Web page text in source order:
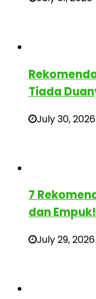
Tiada
July 30, 2026
7
dan Empuk!
July 29, 2026